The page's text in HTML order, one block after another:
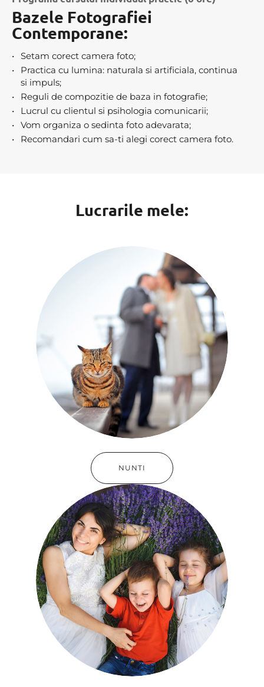
Bazele Fotografiei
Contemporane:
Setam corect camera foto;
Practica cu lumina: naturala si artificiala, continua
si impuls;
Reguli de compozitie de baza in fotografie;
Lucrul cu clientul si psihologia comunicarii;
Vom organiza o sedinta foto adevarata;
Recomandari cum sa-ti alegi corect camera foto.
Lucrarile mele:
NUNTI